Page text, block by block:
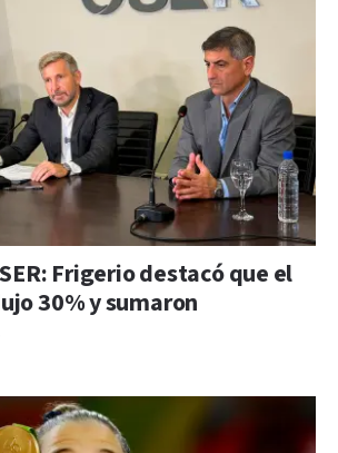
Frigerio destacó que el
30% y sumaron